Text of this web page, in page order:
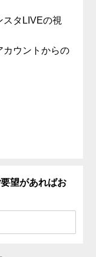
スタLIVEの視
カウントからの
望があればお